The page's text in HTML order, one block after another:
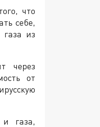
что
себе,
из
через
от
газа,